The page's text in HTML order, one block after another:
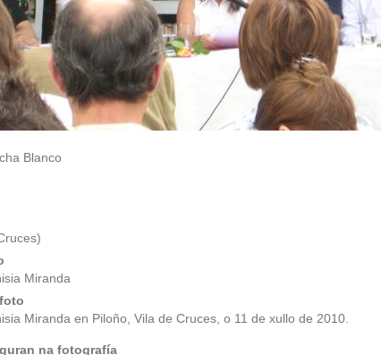
Blanco
Miranda
Miranda en Piloño, Vila de Cruces, o 11 de xullo de 2010.
na fotografía